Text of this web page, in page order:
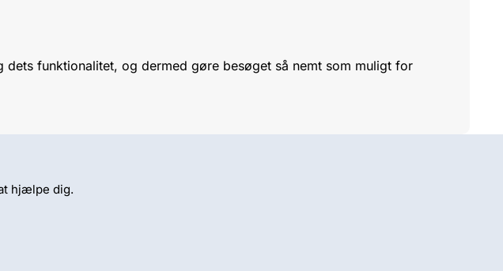
funktionalitet, og dermed gøre besøget så nemt som muligt for
hjælpe dig.